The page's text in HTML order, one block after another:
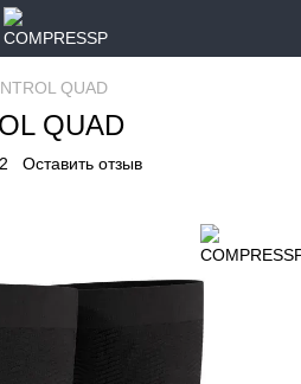
QUAD
QUAD
Оставить отзыв